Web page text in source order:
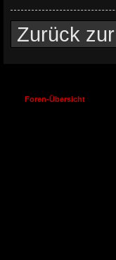
Zurück
Foren-Übersicht